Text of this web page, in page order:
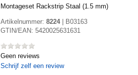
Montageset Rackstrip Staal (1.5 mm)
Artikelnummer: 8224|
B03163
GTIN/EAN: 5420025631631
Geen reviews
Schrijf zelf een review